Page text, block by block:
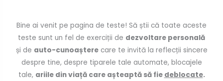
Bine ai venit pe pagina de teste! Să știi că toate aceste
teste sunt un fel de exerciții de dezvoltare personală
și de auto-cunoașterecare te invită la reflecții sincere
despre tine, despre tiparele tale automate, blocajele
tale, ariile din viață care așteaptă să fie deblocate.